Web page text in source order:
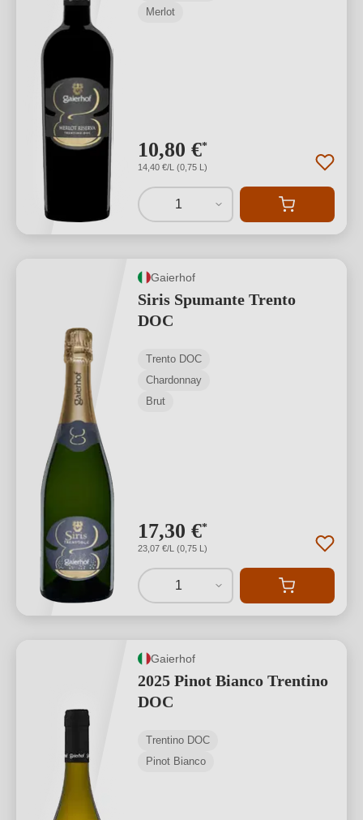
Merlot
10,80 €*
14,40 €/L (0,75 L)
1
Gaierhof
Siris Spumante Trento
DOC
Trento DOC
Chardonnay
Brut
17,30 €*
23,07 €/L (0,75 L)
1
Gaierhof
2025 Pinot Bianco Trentino
DOC
Trentino DOC
Pinot Bianco